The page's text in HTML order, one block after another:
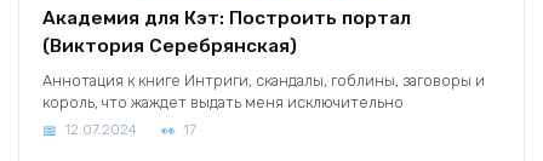
Академия для Кэт: Построить портал
(Виктория Серебрянская)
Аннотация к книге Интриги, скандалы, гоблины, заговоры и
король, что жаждет выдать меня исключительно
12.07.2024 17